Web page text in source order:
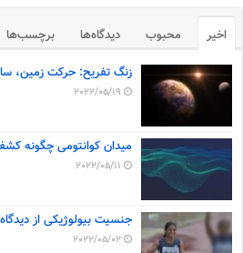
اخیر محبوب دیدگاه‌ها برچسب‌ها
زنگ تفریح: حرکت زمین،
2022/05/19
میدان کوانتومی چگونه
2022/05/11
جنسیت بیولوژیکی از
2022/05/02